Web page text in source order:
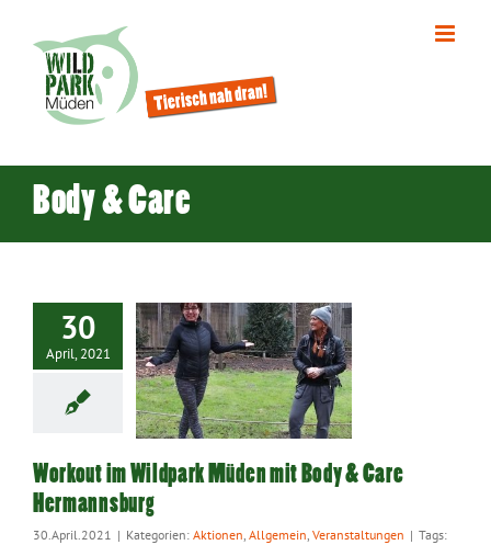
springen
Body & Care
30
April, 2021
im Wildpark
mit Body &
Workout im Wildpark Müden mit Body & Care
Hermannsburg
30.April.2021 | Kategorien: Aktionen, Allgemein, Veranstaltungen | Tags: